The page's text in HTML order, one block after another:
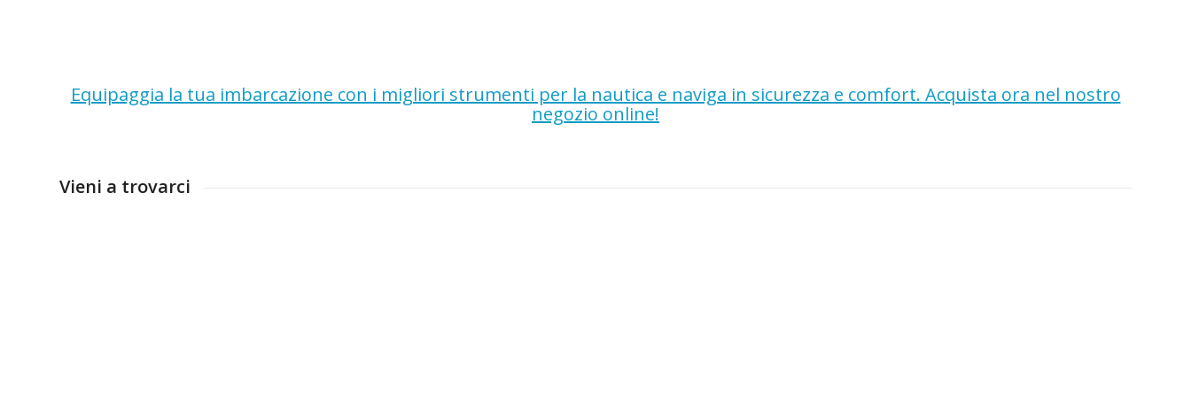
Equipaggia la tua imbarcazione con i migliori strumenti per la nautica e naviga in sicurezza e comfort. Acquista ora nel nostro
negozio online!
Vieni a trovarci